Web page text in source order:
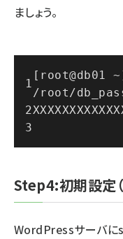
ましょう。
[root@db01
/root/
Step4:初期設定（
WordPressサーバに